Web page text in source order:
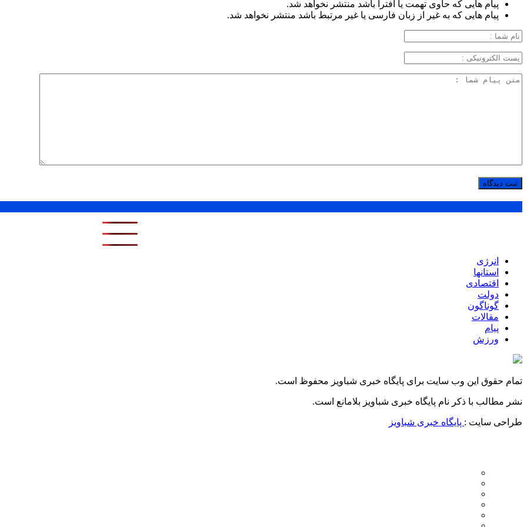
پیام هایی که حاوی تهمت یا افترا باشد منتشر نخواهد شد.
پیام هایی که به غیر از زبان فارسی یا غیر مرتبط باشد منتشر نخواهد شد.
انرژی
استانها
اقتصادی
دولت
گوناگون
مقالات
پیام
ورزش
تمام حقوق این وب سایت برای پایگاه خبری شباویز محفوظ است.
نشر مطالب با ذکر نام پایگاه خبری شباویز بلامانع است.
طراحی سایت : پایگاه خبری شباویز